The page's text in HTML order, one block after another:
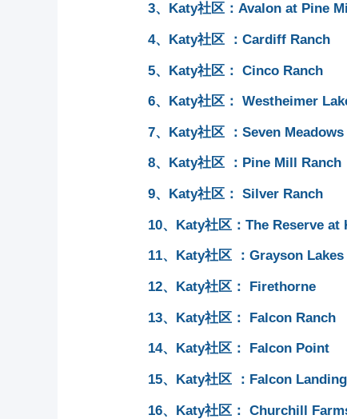
3、Katy社区：Avalon at Pine
4、Katy社区 ：Cardiff Ranch
5、Katy社区： Cinco Ranch
6、Katy社区： Westheimer
7、Katy社区 ：Seven Meadows
8、Katy社区 ：Pine Mill Ranch
9、Katy社区： Silver Ranch
10、Katy社区：The Reserve at
11、Katy社区 ：Grayson Lakes
12、Katy社区： Firethorne
13、Katy社区： Falcon Ranch
14、Katy社区： Falcon Point
15、Katy社区 ：Falcon Landing
16、Katy社区： Churchill